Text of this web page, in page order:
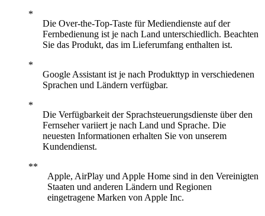
Die Over-the-Top-Taste für Mediendienste auf der
Fernbedienung ist je nach Land unterschiedlich. Beachten
Sie das Produkt, das im Lieferumfang enthalten ist.
Google Assistant ist je nach Produkttyp in verschiedenen
Sprachen und Ländern verfügbar.
Die Verfügbarkeit der Sprachsteuerungsdienste über den
Fernseher variiert je nach Land und Sprache. Die
neuesten Informationen erhalten Sie von unserem
Kundendienst.
Apple, AirPlay und Apple Home sind in den Vereinigten
Staaten und anderen Ländern und Regionen
eingetragene Marken von Apple Inc.